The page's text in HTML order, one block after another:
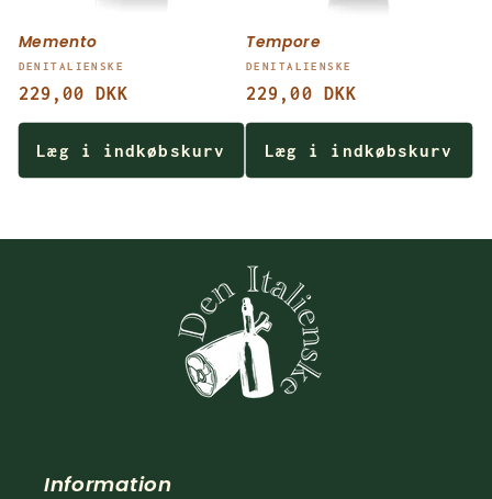
Memento
Forhandler:
DENITALIENSKE
Normalpris
229,00 DKK
Læg i indkøbskurv
Tempore
Forhandler:
DENITALIENSKE
Normalpris
229,00 DKK
Læg i indkøbskurv
Information